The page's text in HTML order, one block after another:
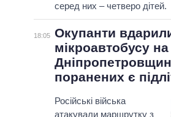
серед них – четверо дітей.
18:05 Окупанти
мікроавтобусу на
поранених є
Російські війська
атакували маршрутку з